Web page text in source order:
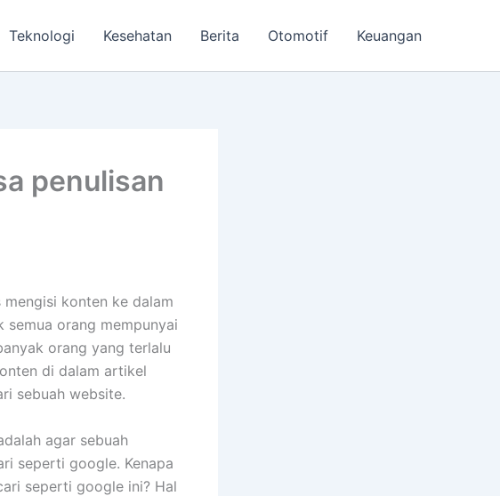
Teknologi Kesehatan Berita Otomotif Keuangan
penulisan
konten ke dalam
semua orang mempunyai
orang yang terlalu
di dalam artikel
sebuah website.
agar sebuah
seperti google. Kenapa
seperti google ini? Hal